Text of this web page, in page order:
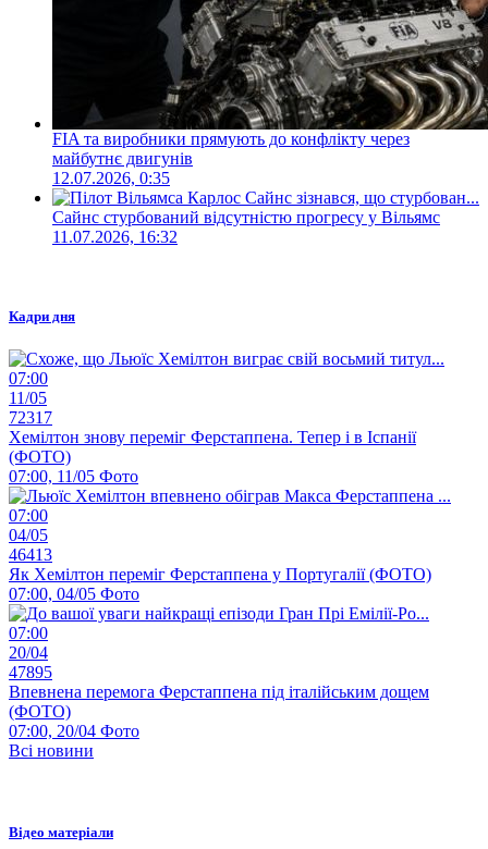
FIA та виробники прямують до конфлікту через
майбутнє двигунів
12.07.2026, 0:35
Сайнс стурбований відсутністю прогресу у Вільямс
11.07.2026, 16:32
Кадри дня
07:00
11/05
72317
Хемілтон знову переміг Ферстаппена. Тепер і в Іспанії
(ФОТО)
07:00, 11/05 Фото
07:00
04/05
46413
Як Хемілтон переміг Ферстаппена у Португалії (ФОТО)
07:00, 04/05 Фото
07:00
20/04
47895
Впевнена перемога Ферстаппена під італійським дощем
(ФОТО)
07:00, 20/04 Фото
Всі новини
Відео матеріали